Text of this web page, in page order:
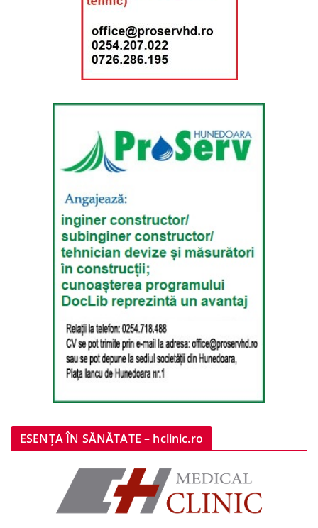
ESENȚA ÎN SĂNĂTATE – hclinic.ro